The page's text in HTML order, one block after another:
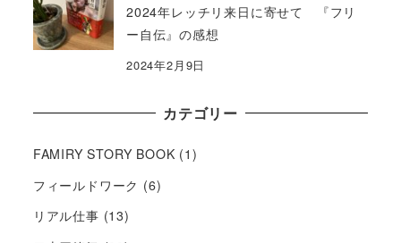
2024年レッチリ来日に寄せて 『フリ
ー自伝』の感想
2024年2月9日
カテゴリー
FAMIRY STORY BOOK (1)
フィールドワーク (6)
リアル仕事 (13)